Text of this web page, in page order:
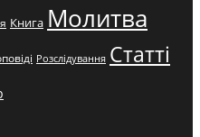
Книга Молитва
Розслідування Статті